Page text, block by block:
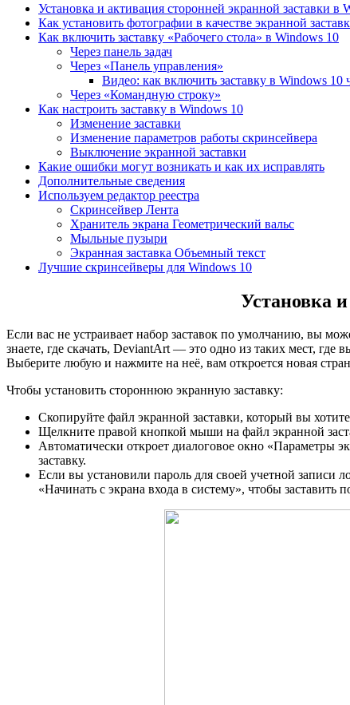
Установка и активация сторонней экранной заставки в
Как установить фотографии в качестве экранной
Как включить заставку «Рабочего стола» в Windows 10
Через панель задач
Через «Панель управления»
Видео: как включить заставку в Windows 10
Через «Командную строку»
Как настроить заставку в Windows 10
Изменение заставки
Изменение параметров работы скринсейвера
Выключение экранной заставки
Какие ошибки могут возникать и как их исправлять
Дополнительные сведения
Используем редактор реестра
Скринсейвер Лента
Хранитель экрана Геометрический вальс
Мыльные пузыри
Экранная заставка Объемный текст
Лучшие скринсейверы для Windows 10
Установка
Если вас не устраивает набор заставок по умолчанию, вы
знаете, где скачать, DeviantArt — это одно из таких мест, где
Выберите любую и нажмите на неё, вам откроется новая
Чтобы установить стороннюю экранную заставку:
Скопируйте файл экранной заставки, который вы
Щелкните правой кнопкой мыши на файл экранной
Автоматически откроет диалоговое окно «Параметры
заставку.
Если вы установили пароль для своей учетной записи
«Начинать с экрана входа в систему», чтобы заставить